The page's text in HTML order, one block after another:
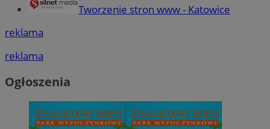
Tworzenie stron www - Katowice
reklama
reklama
Ogłoszenia